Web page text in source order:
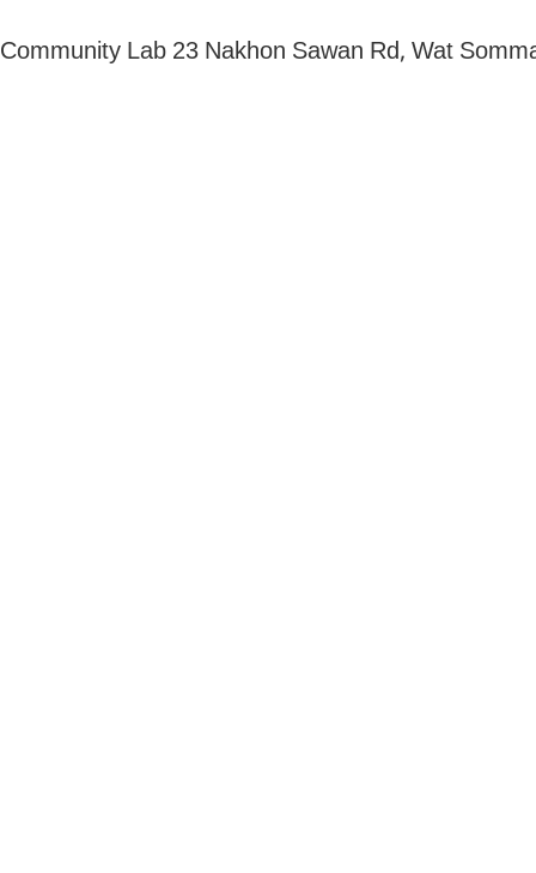
Community Lab 23 Nakhon Sawan Rd, Wat